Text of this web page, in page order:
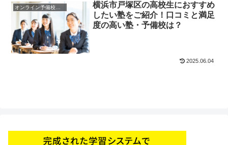
横浜市戸塚区の高校生におすすめ
したい塾をご紹介！口コミと満足
度の高い塾・予備校は？
2025.06.04